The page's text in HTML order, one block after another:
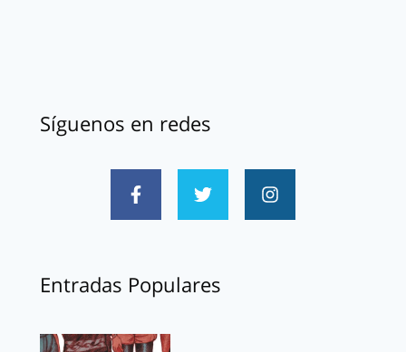
Síguenos en redes
Entradas Populares